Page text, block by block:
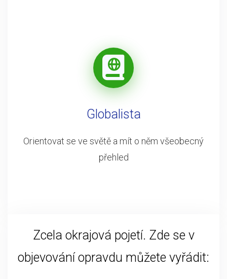
Globalista
Orientovat se ve světě a mít o něm všeobecný
přehled
Zcela okrajová pojetí. Zde se v
objevování opravdu můžete vyřádit: